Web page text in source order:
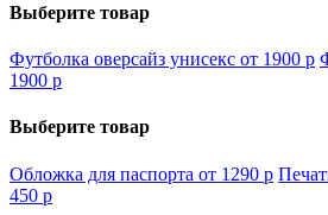
Выберите товар
Футболка оверсайз унисекс от 1900 p
1900 p
Выберите товар
Обложка для паспорта от 1290 p
450 p